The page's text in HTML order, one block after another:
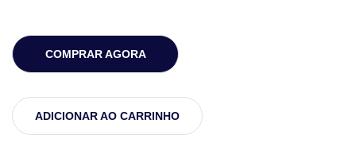
COMPRAR AGORA
ADICIONAR AO CARRINHO